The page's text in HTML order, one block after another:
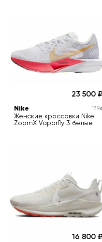
23 500
Nike
Женские кроссовки Nike
ZoomX Vaporfly 3 белые
179
16 800